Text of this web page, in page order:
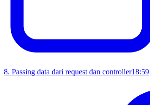
8. Passing data dari request dan controller18:59